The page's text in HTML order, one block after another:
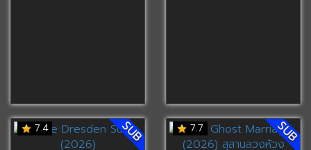
7.4 SUB 7.7 SUB